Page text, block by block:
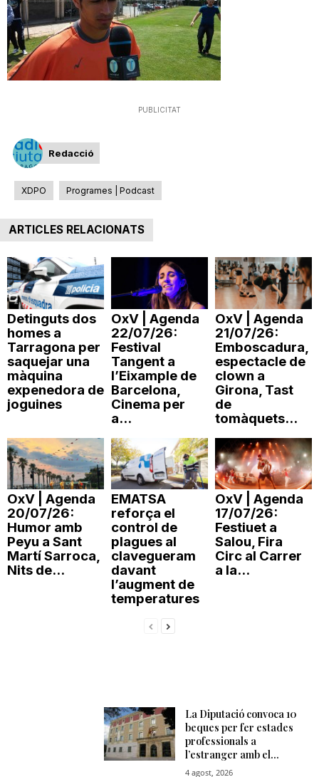
a
g
n
a
PUBLICITAT
Redacció
XDPO Programes | Podcast
ARTICLES RELACIONATS
Detinguts dos
homes a
Tarragona per
saquejar una
màquina
expenedora de
joguines
OxV | Agenda
22/07/26:
Festival
Tangent a
l’Eixample de
Barcelona,
Cinema per
a...
OxV | Agenda
21/07/26:
Emboscadura,
espectacle de
clown a
Girona, Tast
de
tomàquets...
OxV | Agenda
20/07/26:
Humor amb
Peyu a Sant
Martí Sarroca,
Nits de...
EMATSA
reforça el
control de
plagues al
clavegueram
davant
l’augment de
temperatures
OxV | Agenda
17/07/26:
Festiuet a
Salou, Fira
Circ al Carrer
a la...